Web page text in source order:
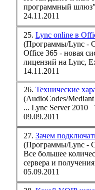
программный шлюз",
24.11.2011
25. Lync online в
(Программы/Lync -
Office 365 - новая система предоставления программного обеспечения
лицензий на Lync
14.11.2011
26. Технические
(AudioCodes/
... Lync
09.09.2011
27. Зачем
(Программы/Lync -
05.09.2011